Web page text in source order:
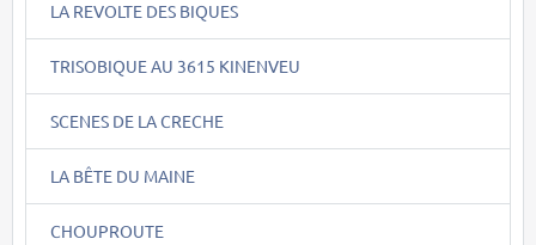
LA REVOLTE DES BIQUES
TRISOBIQUE AU 3615 KINENVEU
SCENES DE LA CRECHE
LA BÊTE DU MAINE
CHOUPROUTE